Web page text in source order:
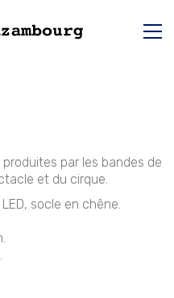
par les bandes de
et du cirque.
socle en chêne.